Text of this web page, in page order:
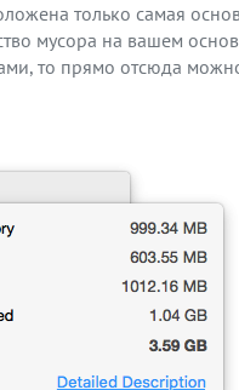
только самая
мусора на вашем
то прямо отсюда